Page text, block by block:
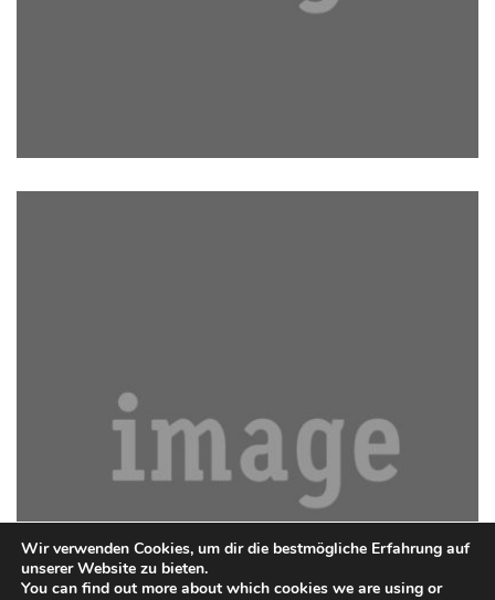
LOREM IPSUM IS SIMPLY
Wir verwenden Cookies, um dir die bestmögliche Erfahrung auf
unserer Website zu bieten.
You can find out more about which cookies we are using or